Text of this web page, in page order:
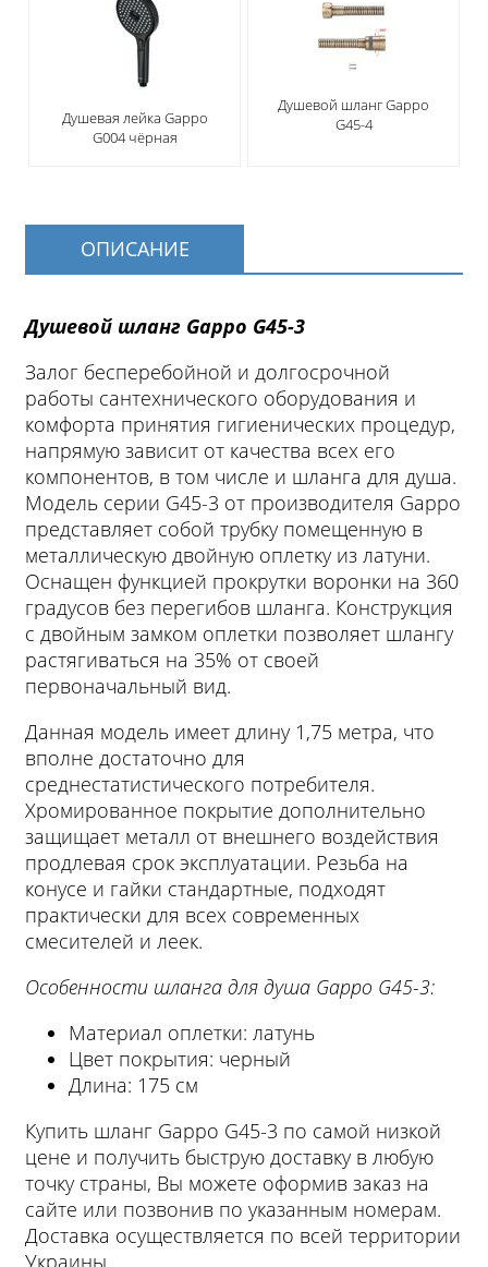
Душевая лейка Gappo
G004 чёрная
Душевой шланг Gappo
G45-4
ОПИСАНИЕ
Душевой шланг Gappo G45-3
Залог бесперебойной и долгосрочной
работы сантехнического оборудования и
комфорта принятия гигиенических процедур,
напрямую зависит от качества всех его
компонентов, в том числе и шланга для душа.
Модель серии G45-3 от производителя Gappo
представляет собой трубку помещенную в
металлическую двойную оплетку из латуни.
Оснащен функцией прокрутки воронки на 360
градусов без перегибов шланга. Конструкция
с двойным замком оплетки позволяет шлангу
растягиваться на 35% от своей
первоначальный вид.
Данная модель имеет длину 1,75 метра, что
вполне достаточно для
среднестатистического потребителя.
Хромированное покрытие дополнительно
защищает металл от внешнего воздействия
продлевая срок эксплуатации. Резьба на
конусе и гайки стандартные, подходят
практически для всех современных
смесителей и леек.
Особенности шланга для душа Gappo G45-3:
Материал оплетки: латунь
Цвет покрытия: черный
Длина: 175 см
Купить шланг Gappo G45-3 по самой низкой
цене и получить быструю доставку в любую
точку страны, Вы можете оформив заказ на
сайте или позвонив по указанным номерам.
Доставка осуществляется по всей территории
Украины.